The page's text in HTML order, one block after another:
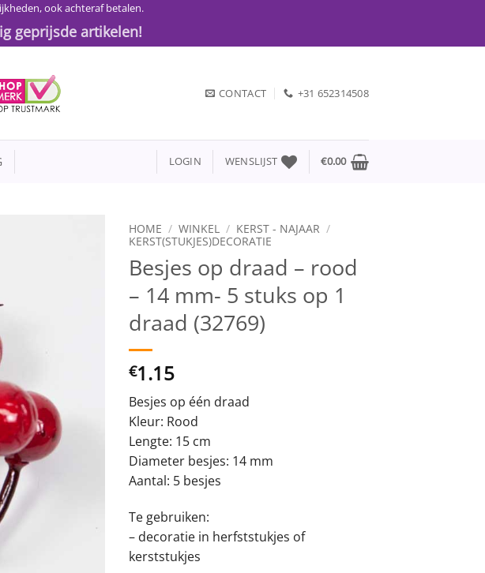
ook achteraf betalen.
geprijsde artikelen!
CONTACT +31 652314508
LOGIN WENSLIJST €0.00
HOME / WINKEL / KERST - NAJAAR /
KERST(STUKJES)DECORATIE
Besjes op draad – rood
– 14 mm- 5 stuks op 1
draad (32769)
€1.15
Besjes op één draad
Kleur: Rood
Lengte: 15 cm
Diameter besjes: 14 mm
Aantal: 5 besjes
Te gebruiken:
– decoratie in herfststukjes of
kerststukjes